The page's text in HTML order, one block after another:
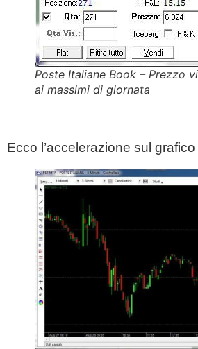
Poste Italiane Book – Prezzo
ai massimi di giornata
Ecco l’accelerazione sul